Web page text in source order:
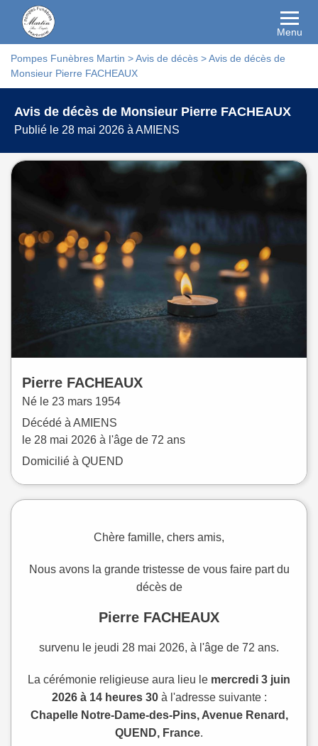
Menu
Pompes Funèbres Martin >Avis de décès >Avis de décès de
Monsieur Pierre FACHEAUX
Avis de décès de Monsieur Pierre FACHEAUX
Publié le 28 mai 2026 à AMIENS
Pierre FACHEAUX
Né le 23 mars 1954
Décédé à AMIENS
le 28 mai 2026 à l'âge de 72 ans
Domicilié à QUEND
Chère famille, chers amis,
Nous avons la grande tristesse de vous faire part du
décès de
Pierre FACHEAUX
survenu le jeudi 28 mai 2026, à l'âge de 72 ans.
La cérémonie religieuse aura lieu le mercredi 3 juin
2026 à 14 heures 30à l'adresse suivante :
Chapelle Notre-Dame-des-Pins, Avenue Renard,
QUEND, France.